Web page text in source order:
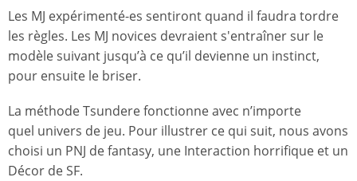
Les MJ expérimenté-es sentiront quand il faudra tordre
les règles. Les MJ novices devraient s'entraîner sur le
modèle suivant jusqu’à ce qu’il devienne un instinct,
pour ensuite le briser.
La méthode Tsundere fonctionne avec n’importe
quel univers de jeu. Pour illustrer ce qui suit, nous avons
choisi un PNJ de fantasy, une Interaction horrifique et un
Décor de SF.